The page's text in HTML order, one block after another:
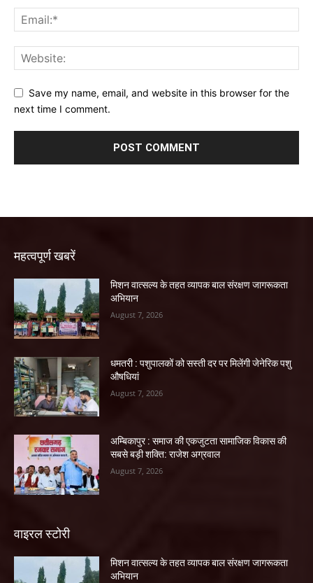
Save my name, email, and website in this browser for the
next time I comment.
महत्वपूर्ण खबरें
मिशन वात्सल्य के तहत व्यापक बाल संरक्षण जागरूकता
अभियान
August 7, 2026
धमतरी : पशुपालकों को सस्ती दर पर मिलेंगी जेनेरिक पशु
औषधियां
August 7, 2026
अम्बिकापुर : समाज की एकजुटता सामाजिक विकास की
सबसे बड़ी शक्ति: राजेश अग्रवाल
August 7, 2026
वाइरल स्टोरी
मिशन वात्सल्य के तहत व्यापक बाल संरक्षण जागरूकता
अभियान